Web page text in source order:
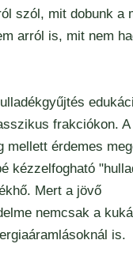
szól, mit dobunk a
arról is, mit nem
frakciókon. A
mellett érdemes
kézzelfogható
Mert a jövő
nemcsak a
is.